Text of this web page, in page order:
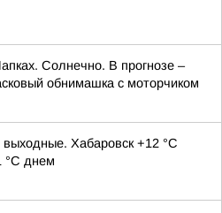
Солнечно. В прогнозе –
обнимашка с моторчиком
Хабаровск +12 °C
°C днем